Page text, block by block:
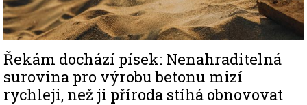
Řekám dochází písek: Nenahraditelná
surovina pro výrobu betonu mizí
rychleji, než ji příroda stíhá obnovovat